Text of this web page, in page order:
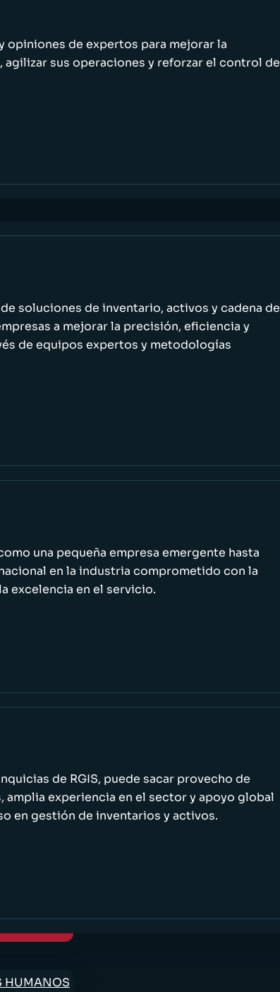
opiniones de expertos para mejorar la
sus operaciones y reforzar el control de
soluciones de inventario, activos y cadena de
a mejorar la precisión, eficiencia y
de equipos expertos y metodologías
una pequeña empresa emergente hasta
en la industria comprometido con la
excelencia en el servicio.
de RGIS, puede sacar provecho de
experiencia en el sector y apoyo global
en gestión de inventarios y activos.
HUMANOS